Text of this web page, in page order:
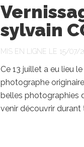
sylvain
MIS EN LIGNE LE 15/07/
Ce 13 juillet a eu lieu
photographe
belles photographies
venir découvrir durant